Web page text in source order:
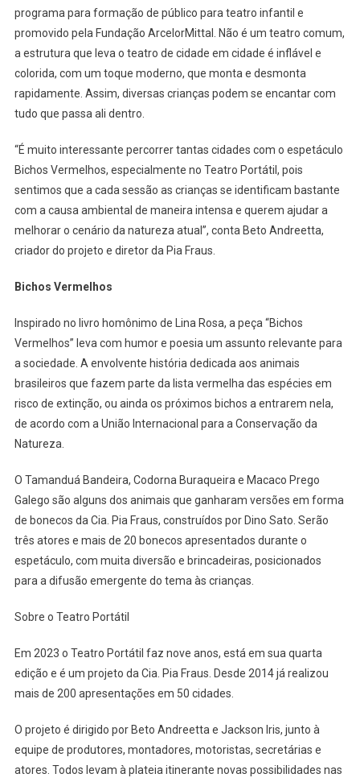
programa para formação de público para teatro infantil e
promovido pela Fundação ArcelorMittal. Não é um teatro comum,
a estrutura que leva o teatro de cidade em cidade é inflável e
colorida, com um toque moderno, que monta e desmonta
rapidamente. Assim, diversas crianças podem se encantar com
tudo que passa ali dentro.
“É muito interessante percorrer tantas cidades com o espetáculo
Bichos Vermelhos, especialmente no Teatro Portátil, pois
sentimos que a cada sessão as crianças se identificam bastante
com a causa ambiental de maneira intensa e querem ajudar a
melhorar o cenário da natureza atual”, conta Beto Andreetta,
criador do projeto e diretor da Pia Fraus.
Bichos Vermelhos
Inspirado no livro homônimo de Lina Rosa, a peça “Bichos
Vermelhos” leva com humor e poesia um assunto relevante para
a sociedade. A envolvente história dedicada aos animais
brasileiros que fazem parte da lista vermelha das espécies em
risco de extinção, ou ainda os próximos bichos a entrarem nela,
de acordo com a União Internacional para a Conservação da
Natureza.
O Tamanduá Bandeira, Codorna Buraqueira e Macaco Prego
Galego são alguns dos animais que ganharam versões em forma
de bonecos da Cia. Pia Fraus, construídos por Dino Sato. Serão
três atores e mais de 20 bonecos apresentados durante o
espetáculo, com muita diversão e brincadeiras, posicionados
para a difusão emergente do tema às crianças.
Sobre o Teatro Portátil
Em 2023 o Teatro Portátil faz nove anos, está em sua quarta
edição e é um projeto da Cia. Pia Fraus. Desde 2014 já realizou
mais de 200 apresentações em 50 cidades.
O projeto é dirigido por Beto Andreetta e Jackson Iris, junto à
equipe de produtores, montadores, motoristas, secretárias e
atores. Todos levam à plateia itinerante novas possibilidades nas